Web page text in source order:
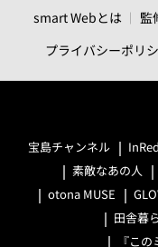
smart Webとは 監
プライバシーポリ
宝島チャンネル InRed
素敵なあの人
otona MUSE
田舎暮
『こ